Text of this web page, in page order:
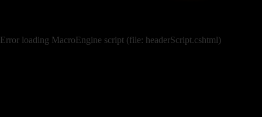
Error loading MacroEngine script (file: headerScript.cshtml)